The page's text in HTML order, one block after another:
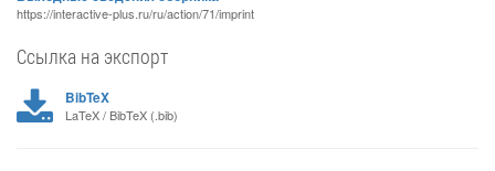
https://interactive-plus.ru/ru/action/71/imprint
Ссылка на экспорт
BibTeX
LaTeX / BibTeX (.bib)